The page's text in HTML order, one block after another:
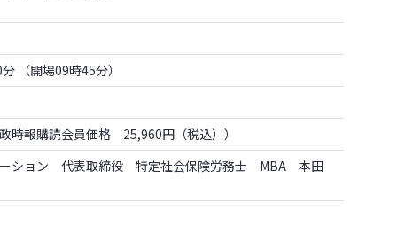
（開場09時45分）
時報購読会員価格 25,960円（税込））
ーション 代表取締役 特定社会保険労務士 MBA 本田